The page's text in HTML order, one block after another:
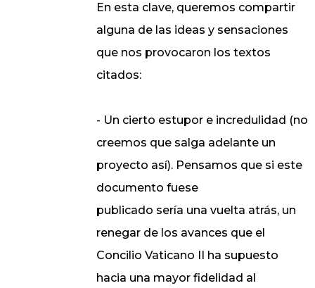
En esta clave, queremos compartir
alguna de las ideas y sensaciones
que nos provocaron los textos
citados:
- Un cierto estupor e incredulidad (no
creemos que salga adelante un
proyecto así). Pensamos que si este
documento fuese
publicado sería una vuelta atrás, un
renegar de los avances que el
Concilio Vaticano II ha supuesto
hacia una mayor fidelidad al